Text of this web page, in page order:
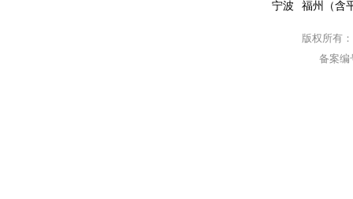
宁波 福州（含
版权所有
备案编